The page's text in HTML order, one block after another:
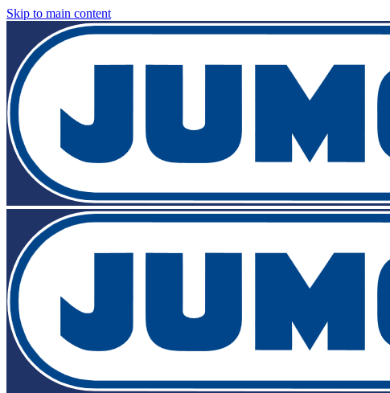
Skip to main content